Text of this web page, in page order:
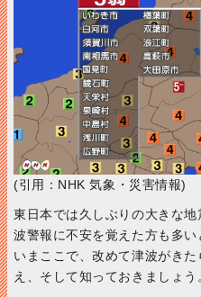
(引用：NHK 気象・災害情報)
東日本では久しぶりの大きな
波警報に不安を覚えた方も多い
いまここで、改めて津波がき
え、そして知っておきましょう